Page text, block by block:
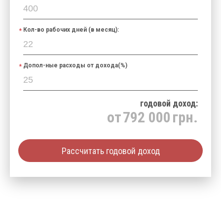
Кол-во рабочих дней (в месяц):
Допол-ные расходы от дохода(%)
годовой доход:
от792 000 грн.
Рассчитать годовой доход